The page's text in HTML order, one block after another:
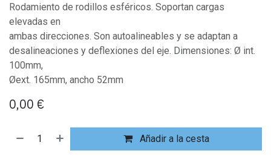
Rodamiento de rodillos esféricos. Soportan cargas
elevadas en
ambas direcciones. Son autoalineables y se adaptan a
desalineaciones y deflexiones del eje. Dimensiones: Ø int.
100mm,
Øext. 165mm, ancho 52mm
0,00 €
Añadir a la cesta